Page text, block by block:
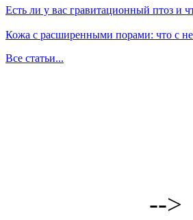
Есть ли у вас гравитационный птоз и
Кожа с расширенными порами: что с
Все статьи...
-->